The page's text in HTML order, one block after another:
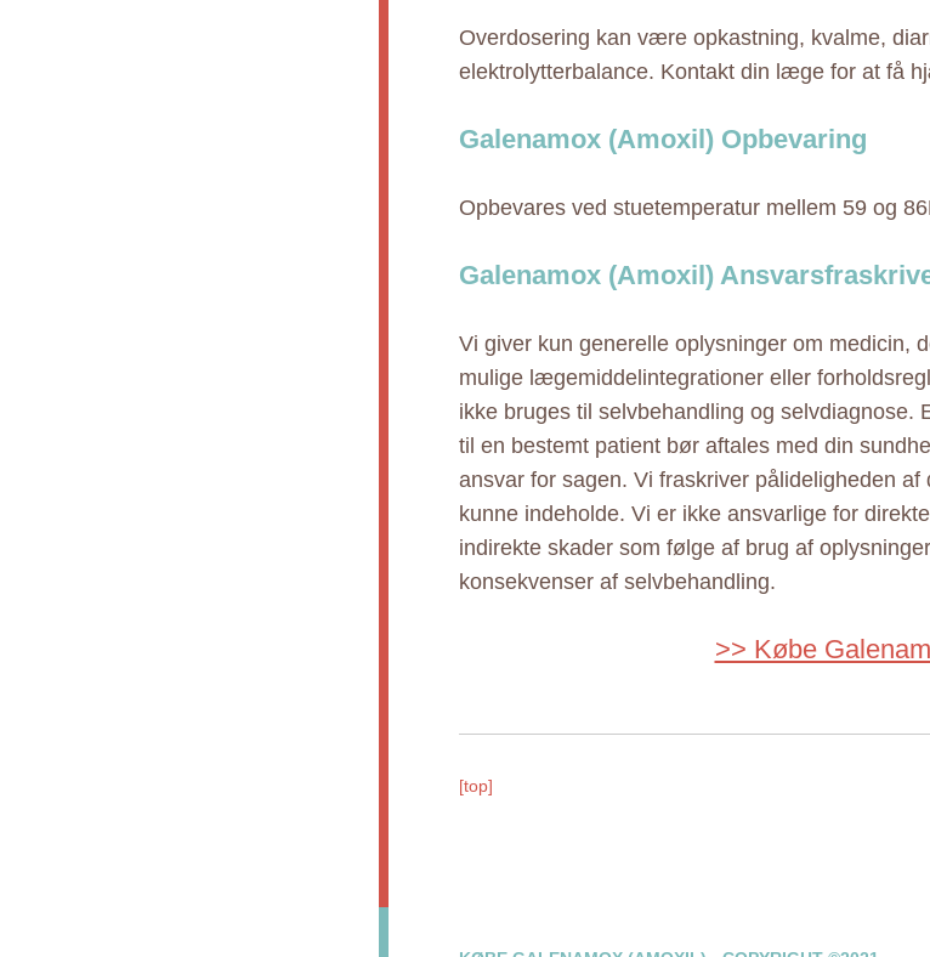
Overdosering kan være opkastning, kvalme,
elektrolytterbalance. Kontakt din læge for at få
Galenamox (Amoxil) Opbevaring
Opbevares ved stuetemperatur mellem 59 og
Galenamox (Amoxil)
Vi giver kun generelle oplysninger om medicin,
mulige lægemiddelintegrationer eller
ikke bruges til selvbehandling og selvdiagnose.
til en bestemt patient bør aftales med din
ansvar for sagen. Vi fraskriver pålideligheden
kunne indeholde. Vi er ikke ansvarlige for
indirekte skader som følge af brug af
konsekvenser af selvbehandling.
>> Købe
[top]